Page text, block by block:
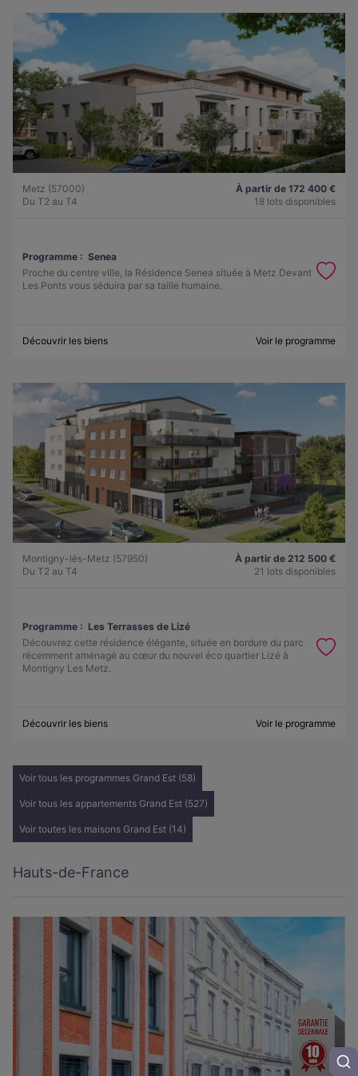
Metz (57000)
Du T2 au T4
À partir de 172 400 €
18 lots disponibles
Programme : Senea
Proche du centre ville, la Résidence Senea située à Metz Devant
Les Ponts vous séduira par sa taille humaine.
Découvrir les biens Voir le programme
Montigny-lès-Metz (57950)
Du T2 au T4
À partir de 212 500 €
21 lots disponibles
Programme : Les Terrasses de Lizé
Découvrez cette résidence élégante, située en bordure du parc
récemment aménagé au cœur du nouvel éco quartier Lizé à
Montigny Les Metz.
Découvrir les biens Voir le programme
Voir tous les programmes Grand Est (58)
Voir tous les appartements Grand Est (527)
Voir toutes les maisons Grand Est (14)
Hauts-de-France